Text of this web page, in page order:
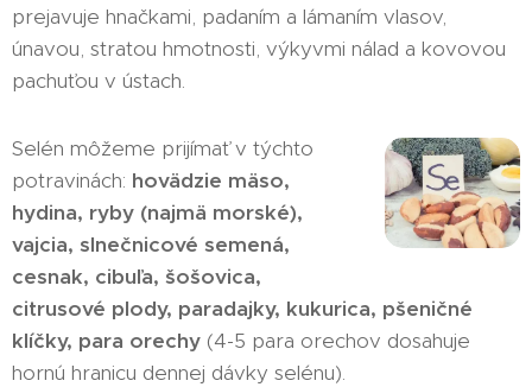
prejavuje hnačkami, padaním a lámaním vlasov,
únavou, stratou hmotnosti, výkyvmi nálad a kovovou
pachuťou v ústach.
Selén môžeme prijímať v týchto
potravinách: hovädzie mäso,
hydina, ryby (najmä morské),
vajcia, slnečnicové semená,
cesnak, cibuľa, šošovica,
citrusové plody, paradajky, kukurica, pšeničné
klíčky, para orechy (4-5 para orechov dosahuje
hornú hranicu dennej dávky selénu).